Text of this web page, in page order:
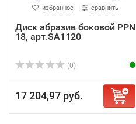
избранное сравнить
Диск абразив боковой PPN
18, арт.SA1120
(0)
17 204,97 руб.